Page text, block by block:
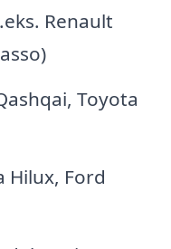
Renault
Toyota
Hilux, Ford